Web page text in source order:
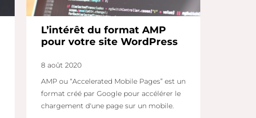
L’intérêt du format AMP
pour votre site WordPress
8 août 2020
AMP ou “Accelerated Mobile Pages” est un
format créé par Google pour accélérer le
chargement d'une page sur un mobile.